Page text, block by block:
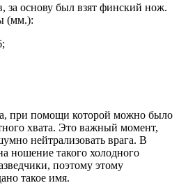
за основу был взят финский нож.
(мм.):
при помощи которой можно было
хвата. Это важный момент,
нейтрализовать врага. В
ношение такого холодного
поэтому этому
такое имя.